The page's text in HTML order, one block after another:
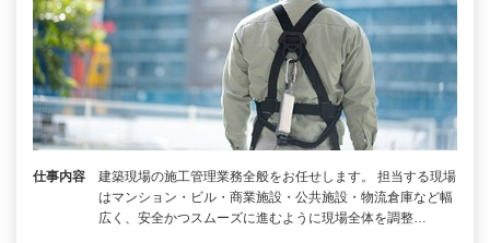
仕事内容
建築現場の施工管理業務全般をお任せします。 担当する現場
はマンション・ビル・商業施設・公共施設・物流倉庫など幅
広く、安全かつスムーズに進むように現場全体を調整…